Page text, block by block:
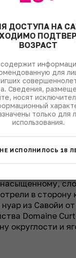
сомелье
сомелье
спаржей,
овощей
Мы
вкус
овощи
что нужно
придумать
в сторону
из Савойи
Domaine
округлости и
ДОСТУПА НА
ВОЗРАСТ
содержит
для
Сведения,
носят
только для
использования.
ИСПОЛНИЛОСЬ 18